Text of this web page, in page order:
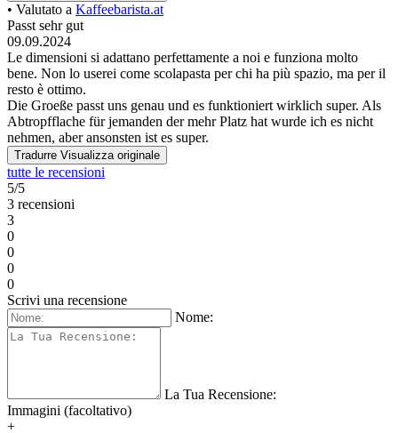
• Valutato a Kaffeebarista.at
Passt sehr gut
09.09.2024
Le dimensioni si adattano perfettamente a noi e funziona molto
bene. Non lo userei come scolapasta per chi ha più spazio, ma per il
resto è ottimo.
Die Groeße passt uns genau und es funktioniert wirklich super. Als
Abtropfflache für jemanden der mehr Platz hat wurde ich es nicht
nehmen, aber ansonsten ist es super.
Tradurre Visualizza originale
tutte le recensioni
5/5
3 recensioni
3
0
0
0
0
Scrivi una recensione
Nome:
La Tua Recensione:
Immagini (facoltativo)
+